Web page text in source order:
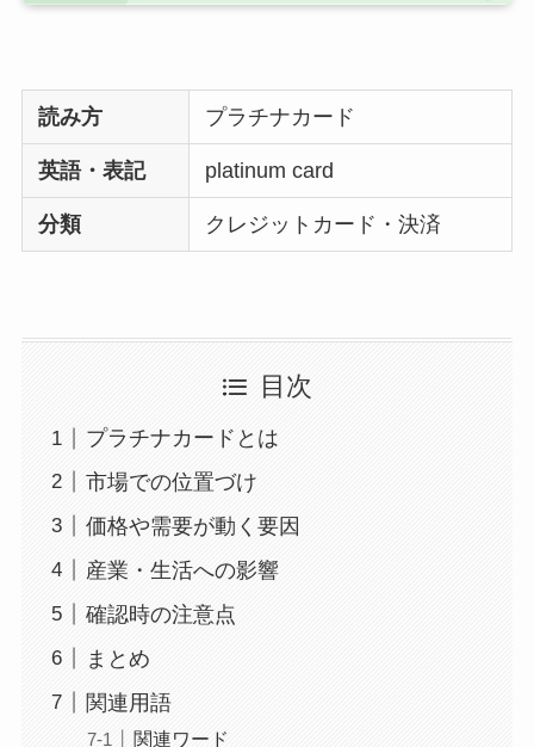
読み方 プラチナカード
英語・表記 platinum card
分類 クレジットカード・決済
目次
プラチナカードとは
市場での位置づけ
価格や需要が動く要因
産業・生活への影響
確認時の注意点
まとめ
関連用語
関連ワード